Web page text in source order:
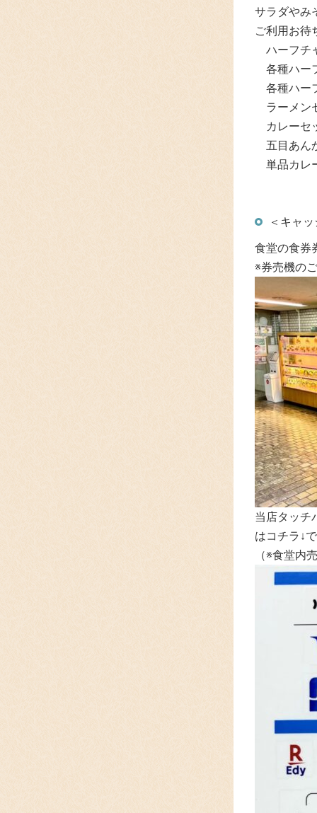
サラダやみ
ご利用お待
ハーフチ
各種ハー
各種ハー
ラーメン
カレーセ
五目あん
単品カレ
＜キャ
食堂の食券
※券売機の
当店タッチ
はコチラ↓
（※食堂内